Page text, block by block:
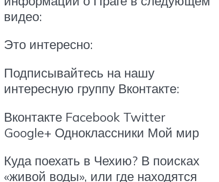
видео:
Это интересно:
Подписывайтесь на нашу
интересную группу Вконтакте:
Вконтакте Facebook Twitter
Google+ Одноклассники Мой мир
Куда поехать в Чехию? В поисках
«живой воды», или где находятся